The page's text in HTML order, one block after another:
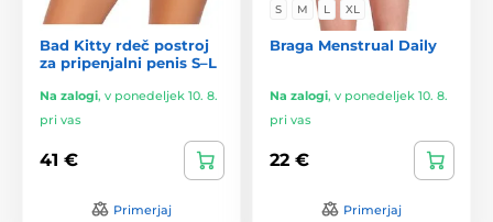
Bad Kitty rdeč postroj
za pripenjalni penis S–L
Na zalogi, v ponedeljek 10. 8.
pri vas
41 €
Primerjaj
S M L XL
Braga Menstrual Daily
Na zalogi, v ponedeljek 10. 8.
pri vas
22 €
Primerjaj